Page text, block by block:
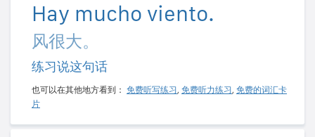
Hay mucho viento.
风很大。
练习说这句话
也可以在其他地方看到： 免费听写练习 , 免费听力练习 , 免费的词汇卡
片